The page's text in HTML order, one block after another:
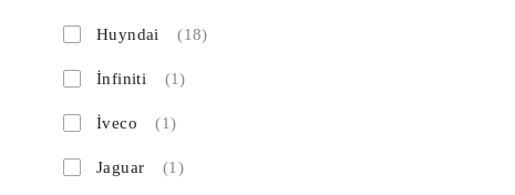
Huyndai (18)
İnfiniti (1)
İveco (1)
Jaguar (1)